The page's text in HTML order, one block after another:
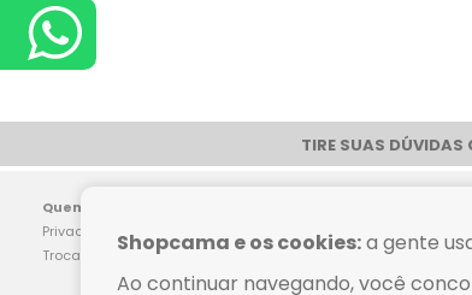
TIRE SUAS
Quem Somos
Privacidade
Trocas e Devoluções
Como Comprar
Política de Frete
Shopcama e os cookies:a gente
Ao continuar navegando, você